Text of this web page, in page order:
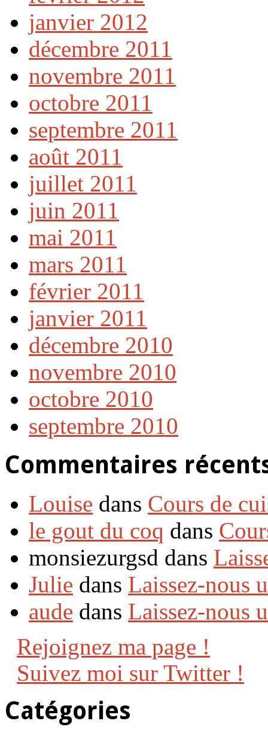
janvier 2012
décembre 2011
novembre 2011
octobre 2011
septembre 2011
août 2011
juillet 2011
juin 2011
mai 2011
mars 2011
février 2011
janvier 2011
décembre 2010
novembre 2010
octobre 2010
septembre 2010
Commentaires
Louise dans Cours de
le gout du coq dans
monsiezurgsd dans
Julie dans Laissez-nous
aude dans Laissez-nous
Rejoignez ma page !
Suivez moi sur Twitter !
Catégories